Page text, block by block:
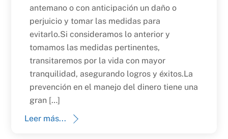
antemano o con anticipación un daño o
perjuicio y tomar las medidas para
evitarlo.Si consideramos lo anterior y
tomamos las medidas pertinentes,
transitaremos por la vida con mayor
tranquilidad, asegurando logros y éxitos.La
prevención en el manejo del dinero tiene una
gran […]
Leer más...